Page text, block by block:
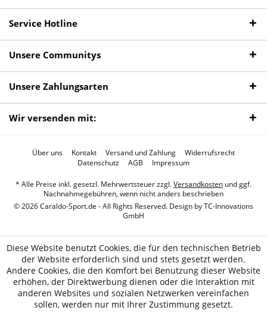
Service Hotline
Unsere Communitys
Unsere Zahlungsarten
Wir versenden mit:
Über uns Kontakt Versand und Zahlung
Widerrufsrecht
Datenschutz
AGB Impressum
* Alle Preise inkl. gesetzl. Mehrwertsteuer zzgl.Versandkosten und ggf.
Nachnahmegebühren, wenn nicht anders beschrieben
© 2026 Caraldo-Sport.de - All Rights Reserved. Design byTC-Innovations
GmbH
Diese Website benutzt Cookies, die für den technischen Betrieb
der Website erforderlich sind und stets gesetzt werden.
Andere Cookies, die den Komfort bei Benutzung dieser Website
erhöhen, der Direktwerbung dienen oder die Interaktion mit
anderen Websites und sozialen Netzwerken vereinfachen
sollen, werden nur mit Ihrer Zustimmung gesetzt.